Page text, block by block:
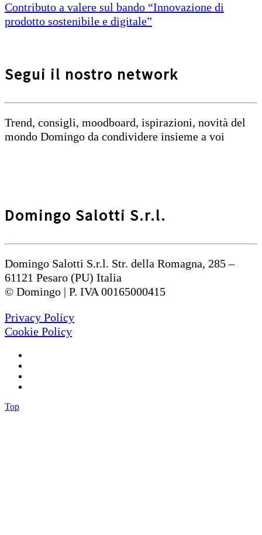
Contributo a valere sul bando “Innovazione di
prodotto sostenibile e digitale”
Segui il nostro network
Trend, consigli, moodboard, ispirazioni, novità del
mondo Domingo da condividere insieme a voi
Domingo Salotti S.r.l.
Domingo Salotti S.r.l. Str. della Romagna, 285 –
61121 Pesaro (PU) Italia
© Domingo | P. IVA 00165000415
Privacy Policy
Cookie Policy
Top